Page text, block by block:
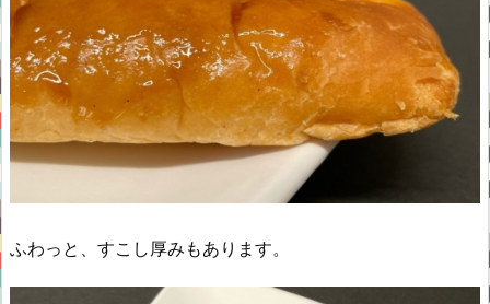
ふわっと、すこし厚みもあります。